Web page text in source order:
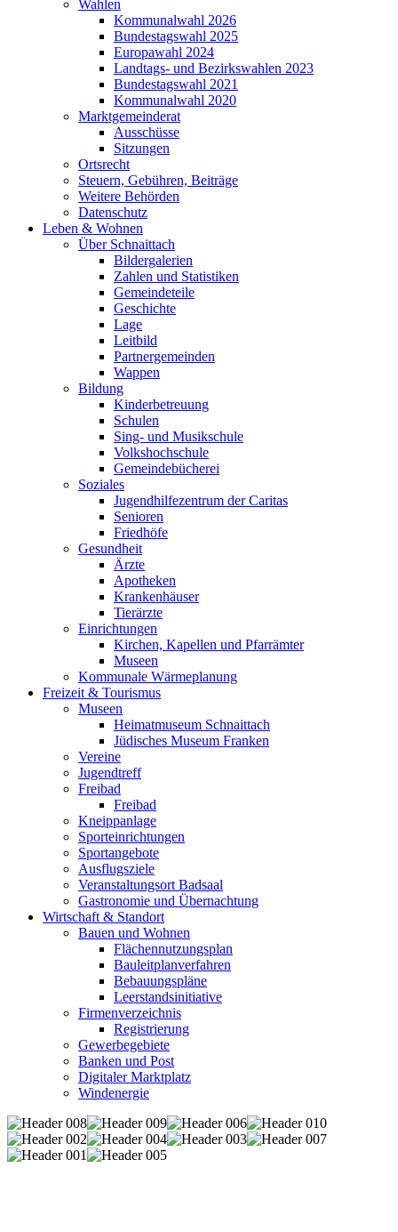
Wahlen
Kommunalwahl 2026
Bundestagswahl 2025
Europawahl 2024
Landtags- und Bezirkswahlen 2023
Bundestagswahl 2021
Kommunalwahl 2020
Marktgemeinderat
Ausschüsse
Sitzungen
Ortsrecht
Steuern, Gebühren, Beiträge
Weitere Behörden
Datenschutz
Leben & Wohnen
Über Schnaittach
Bildergalerien
Zahlen und Statistiken
Gemeindeteile
Geschichte
Lage
Leitbild
Partnergemeinden
Wappen
Bildung
Kinderbetreuung
Schulen
Sing- und Musikschule
Volkshochschule
Gemeindebücherei
Soziales
Jugendhilfezentrum der Caritas
Senioren
Friedhöfe
Gesundheit
Ärzte
Apotheken
Krankenhäuser
Tierärzte
Einrichtungen
Kirchen, Kapellen und Pfarrämter
Museen
Kommunale Wärmeplanung
Freizeit & Tourismus
Museen
Heimatmuseum Schnaittach
Jüdisches Museum Franken
Vereine
Jugendtreff
Freibad
Freibad
Kneippanlage
Sporteinrichtungen
Sportangebote
Ausflugsziele
Veranstaltungsort Badsaal
Gastronomie und Übernachtung
Wirtschaft & Standort
Bauen und Wohnen
Flächennutzungsplan
Bauleitplanverfahren
Bebauungspläne
Leerstandsinitiative
Firmenverzeichnis
Registrierung
Gewerbegebiete
Banken und Post
Digitaler Marktplatz
Windenergie